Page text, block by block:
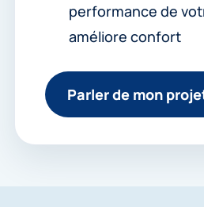
performance de
améliore confort
Parler de mon